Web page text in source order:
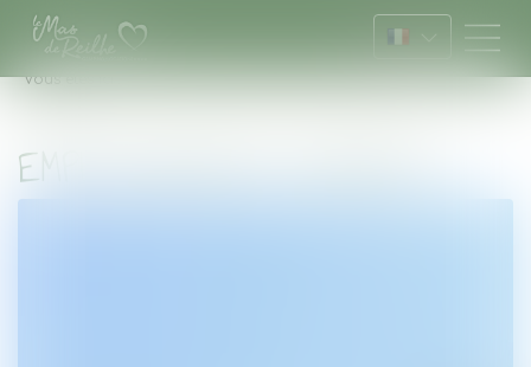
Vous êtes ici :
EMPLACEMENTS CONFORT